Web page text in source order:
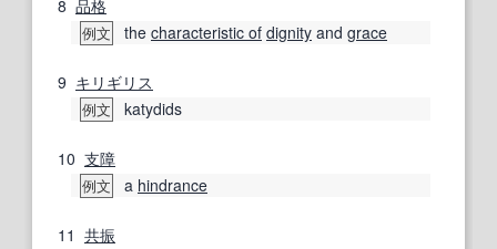
8 品格
例文 the characteristic of dignity and grace
9 キリギリス
例文 katydids
10 支障
例文 a hindrance
11 共振